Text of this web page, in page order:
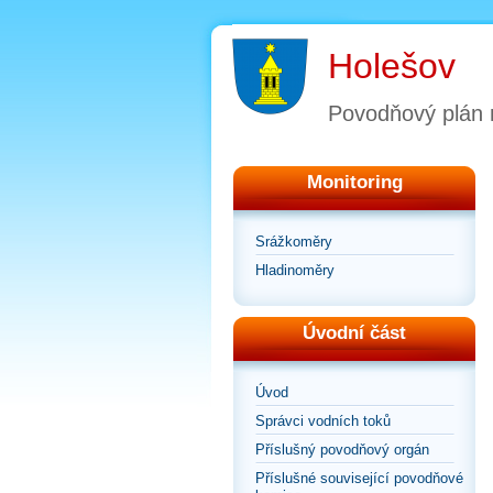
Holešov
Povodňový plán
Monitoring
Srážkoměry
Hladinoměry
Úvodní část
Úvod
Správci vodních toků
Příslušný povodňový orgán
Příslušné související povodňové